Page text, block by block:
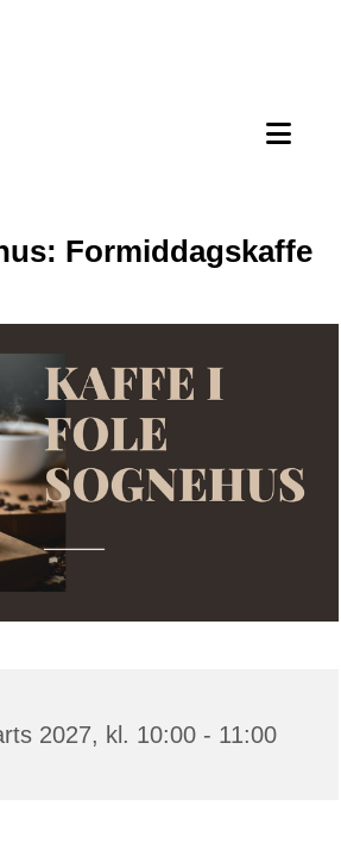
Formiddagskaffe
2027, kl. 10:00 - 11:00